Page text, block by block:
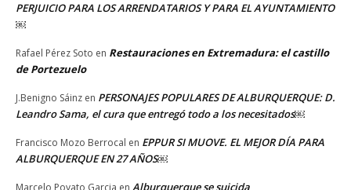
PERJUICIO PARA LOS ARRENDATARIOS Y PARA EL AYUNTAMIENTO
￼
Rafael Pérez Soto en Restauraciones en Extremadura: el castillo
de Portezuelo
J.Benigno Sáinz en PERSONAJES POPULARES DE ALBURQUERQUE: D.
Leandro Sama, el cura que entregó todo a los necesitados￼
Francisco Mozo Berrocal en EPPUR SI MUOVE. EL MEJOR DÍA PARA
ALBURQUERQUE EN 27 AÑOS￼
Alburquerque se suicida